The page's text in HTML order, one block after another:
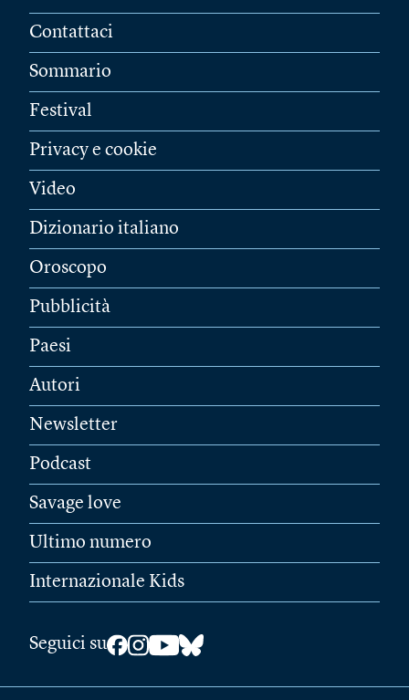
Contattaci
Sommario
Festival
Privacy e cookie
Video
Dizionario italiano
Oroscopo
Pubblicità
Paesi
Autori
Newsletter
Podcast
Savage love
Ultimo numero
Internazionale Kids
Seguici su